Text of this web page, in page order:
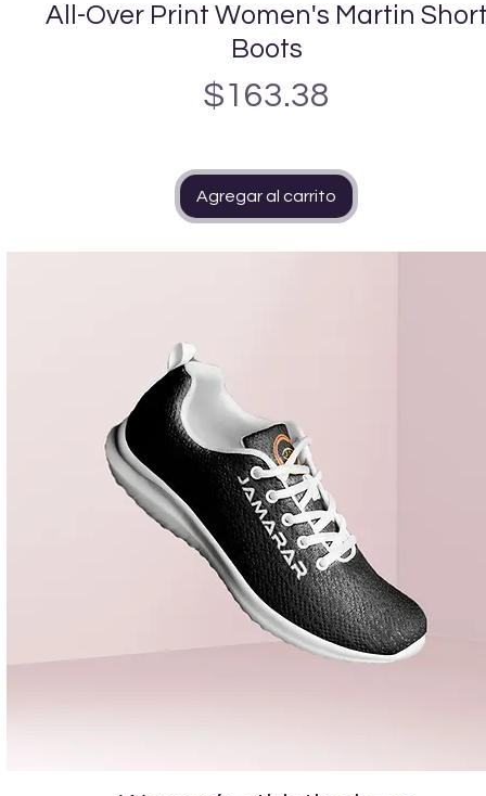
Vista rápida
All-Over Print Women's Martin
Boots
Precio
$163.38
Agregar al carrito